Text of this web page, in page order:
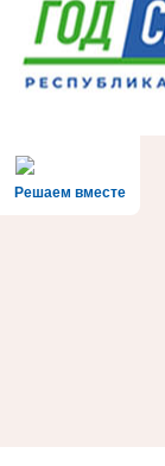
Решаем вместе